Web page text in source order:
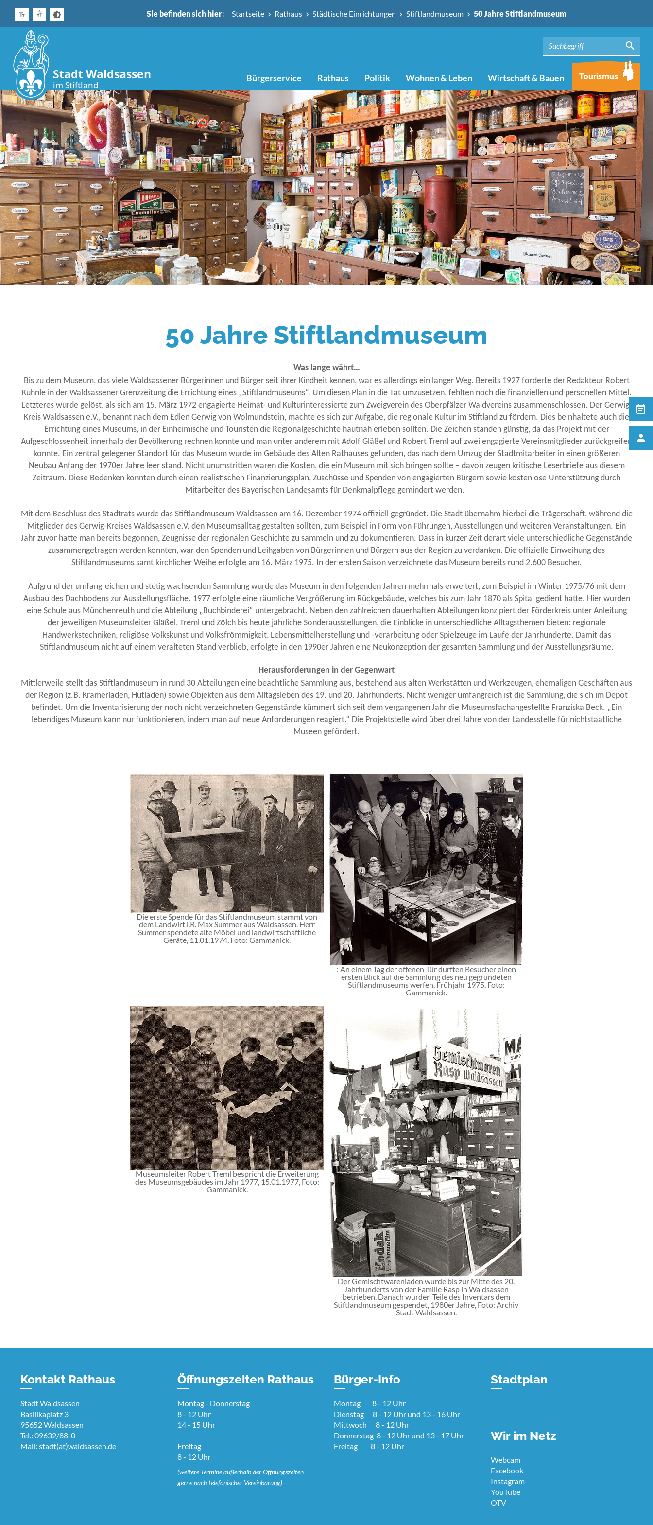
Sie befinden sich hier: Startseite Rathaus Städtische Einrichtungen Stiftlandmuseum 50 Jahre Stiftlandmuseum
Stadt Waldsassen
im Stiftland
Bürgerservice Rathaus Politik Wohnen & Leben Wirtschaft & Bauen Tourismus
50 Jahre Stiftlandmuseum
Was lange währt…
Bis zu dem Museum, das viele Waldsassener Bürgerinnen und Bürger seit ihrer Kindheit kennen, war es allerdings ein langer Weg. Bereits 1927 forderte der Redakteur Robert
Kuhnle in der Waldsassener Grenzzeitung die Errichtung eines „Stiftlandmuseums“. Um diesen Plan in die Tat umzusetzen, fehlten noch die finanziellen und personellen Mittel.
Letzteres wurde gelöst, als sich am 15. März 1972 engagierte Heimat- und Kulturinteressierte zum Zweigverein des Oberpfälzer Waldvereins zusammenschlossen. Der Gerwig-
Kreis Waldsassen e.V., benannt nach dem Edlen Gerwig von Wolmundstein, machte es sich zur Aufgabe, die regionale Kultur im Stiftland zu fördern. Dies beinhaltete auch die
Errichtung eines Museums, in der Einheimische und Touristen die Regionalgeschichte hautnah erleben sollten. Die Zeichen standen günstig, da das Projekt mit der
Aufgeschlossenheit innerhalb der Bevölkerung rechnen konnte und man unter anderem mit Adolf Gläßel und Robert Treml auf zwei engagierte Vereinsmitglieder zurückgreifen
konnte. Ein zentral gelegener Standort für das Museum wurde im Gebäude des Alten Rathauses gefunden, das nach dem Umzug der Stadtmitarbeiter in einen größeren
Neubau Anfang der 1970er Jahre leer stand. Nicht unumstritten waren die Kosten, die ein Museum mit sich bringen sollte – davon zeugen kritische Leserbriefe aus diesem
Zeitraum. Diese Bedenken konnten durch einen realistischen Finanzierungsplan, Zuschüsse und Spenden von engagierten Bürgern sowie kostenlose Unterstützung durch
Mitarbeiter des Bayerischen Landesamts für Denkmalpflege gemindert werden.
Mit dem Beschluss des Stadtrats wurde das Stiftlandmuseum Waldsassen am 16. Dezember 1974 offiziell gegründet. Die Stadt übernahm hierbei die Trägerschaft, während die
Mitglieder des Gerwig-Kreises Waldsassen e.V. den Museumsalltag gestalten sollten, zum Beispiel in Form von Führungen, Ausstellungen und weiteren Veranstaltungen. Ein
Jahr zuvor hatte man bereits begonnen, Zeugnisse der regionalen Geschichte zu sammeln und zu dokumentieren. Dass in kurzer Zeit derart viele unterschiedliche Gegenstände
zusammengetragen werden konnten, war den Spenden und Leihgaben von Bürgerinnen und Bürgern aus der Region zu verdanken. Die offizielle Einweihung des
Stiftlandmuseums samt kirchlicher Weihe erfolgte am 16. März 1975. In der ersten Saison verzeichnete das Museum bereits rund 2.600 Besucher.
Aufgrund der umfangreichen und stetig wachsenden Sammlung wurde das Museum in den folgenden Jahren mehrmals erweitert, zum Beispiel im Winter 1975/76 mit dem
Ausbau des Dachbodens zur Ausstellungsfläche. 1977 erfolgte eine räumliche Vergrößerung im Rückgebäude, welches bis zum Jahr 1870 als Spital gedient hatte. Hier wurden
eine Schule aus Münchenreuth und die Abteilung „Buchbinderei“ untergebracht. Neben den zahlreichen dauerhaften Abtei­lungen konzipiert der Förderkreis unter Anleitung
der jeweiligen Museumsleiter Gläßel, Treml und Zölch bis heute jährliche Sonderausstellungen, die Einblicke in unterschiedliche Alltagsthemen bieten: regionale
Handwerkstechniken, religiöse Volkskunst und Volksfrömmigkeit, Lebensmittelherstellung und -verarbeitung oder Spielzeuge im Laufe der Jahrhunderte. Damit das
Stiftlandmuseum nicht auf einem veralteten Stand verblieb, erfolgte in den 1990er Jahren eine Neukonzeption der gesamten Sammlung und der Ausstellungsräume.
Herausforderungen in der Gegenwart
Mittlerweile stellt das Stiftlandmuseum in rund 30 Abteilungen eine beachtliche Sammlung aus, bestehend aus alten Werkstätten und Werkzeugen, ehemaligen Geschäften aus
der Region (z.B. Kramerladen, Hutladen) sowie Objekten aus dem Alltagsleben des 19. und 20. Jahrhunderts. Nicht weniger umfangreich ist die Sammlung, die sich im Depot
befindet. Um die Inventarisierung der noch nicht verzeichneten Gegenstände kümmert sich seit dem vergangenen Jahr die Museumsfachangestellte Franziska Beck. „Ein
lebendiges Museum kann nur funktionieren, indem man auf neue Anforderungen reagiert.“ Die Projektstelle wird über drei Jahre von der Landesstelle für nichtstaatliche
Museen gefördert.
Die erste Spende für das Stiftlandmuseum stammt von
dem Landwirt i.R. Max Summer aus Waldsassen. Herr
Summer spendete alte Möbel und landwirtschaftliche
Geräte, 11.01.1974, Foto: Gammanick.
: An einem Tag der offenen Tür durften Besucher einen
ersten Blick auf die Sammlung des neu gegründeten
Stiftlandmuseums werfen, Frühjahr 1975, Foto:
Gammanick.
Museumsleiter Robert Treml bespricht die Erweiterung
des Museumsgebäudes im Jahr 1977, 15.01.1977, Foto:
Gammanick.
Der Gemischtwarenladen wurde bis zur Mitte des 20.
Jahrhunderts von der Familie Rasp in Waldsassen
betrieben. Danach wurden Teile des Inventars dem
Stiftlandmuseum gespendet, 1980er Jahre, Foto: Archiv
Stadt Waldsassen.
Kontakt Rathaus
Stadt Waldsassen
Basilikaplatz 3
95652 Waldsassen
Tel.: 09632/88-0
Mail: stadt(at)waldsassen.de
Öffnungszeiten Rathaus
Montag - Donnerstag
8 - 12 Uhr
14 - 15 Uhr
Freitag
8 - 12 Uhr
(weitere Termine außerhalb der Öffnungszeiten
gerne nach telefonischer Vereinbarung)
Bürger-Info
Montag 8 - 12 Uhr
Dienstag 8 - 12 Uhr und 13 - 16 Uhr
Mittwoch 8 - 12 Uhr
Donnerstag 8 - 12 Uhr und 13 - 17 Uhr
Freitag 8 - 12 Uhr
Stadtplan
Wir im Netz
Webcam
Facebook
Instagram
YouTube
OTV